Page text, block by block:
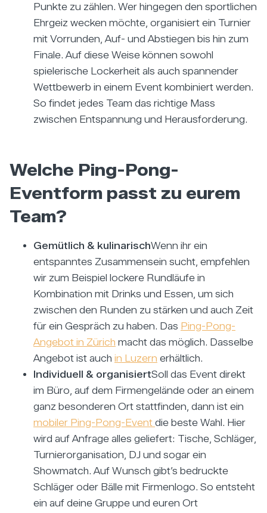
Punkte zu zählen. Wer hingegen den sportlichen
Ehrgeiz wecken möchte, organisiert ein Turnier
mit Vorrunden, Auf- und Abstiegen bis hin zum
Finale. Auf diese Weise können sowohl
spielerische Lockerheit als auch spannender
Wettbewerb in einem Event kombiniert werden.
So findet jedes Team das richtige Mass
zwischen Entspannung und Herausforderung.
Welche Ping-Pong-
Eventform passt zu eurem
Team?
Gemütlich & kulinarischWenn ihr ein
entspanntes Zusammensein sucht, empfehlen
wir zum Beispiel lockere Rundläufe in
Kombination mit Drinks und Essen, um sich
zwischen den Runden zu stärken und auch Zeit
für ein Gespräch zu haben. Das Ping-Pong-
Angebot in Zürich macht das möglich. Dasselbe
Angebot ist auch in Luzern erhältlich.
Individuell & organisiertSoll das Event direkt
im Büro, auf dem Firmengelände oder an einem
ganz besonderen Ort stattfinden, dann ist ein
mobiler Ping-Pong-Event die beste Wahl. Hier
wird auf Anfrage alles geliefert: Tische, Schläger,
Turnierorganisation, DJ und sogar ein
Showmatch. Auf Wunsch gibt’s bedruckte
Schläger oder Bälle mit Firmenlogo. So entsteht
ein auf deine Gruppe und euren Ort